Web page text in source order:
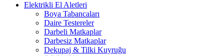
Elektrikli El Aletleri
Boya Tabancaları
Daire Testereler
Darbeli Matkaplar
Darbesiz Matkaplar
Dekupaj & Tilki Kuyruğu